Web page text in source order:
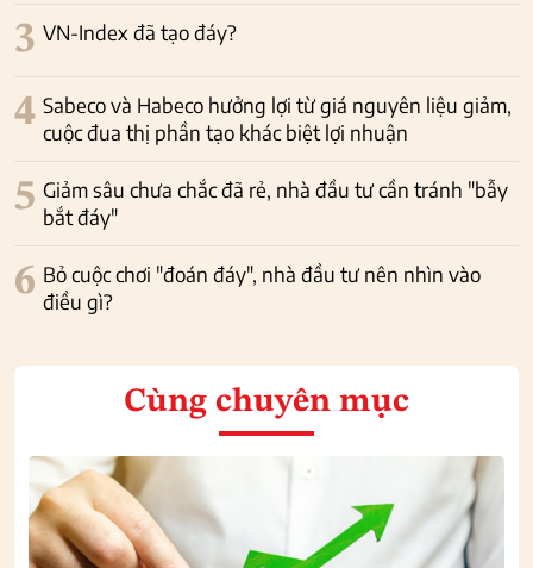
3 VN-Index đã tạo đáy?
4 Sabeco và Habeco hưởng lợi từ giá nguyên liệu giảm,
cuộc đua thị phần tạo khác biệt lợi nhuận
5 Giảm sâu chưa chắc đã rẻ, nhà đầu tư cần tránh "bẫy
bắt đáy"
6 Bỏ cuộc chơi "đoán đáy", nhà đầu tư nên nhìn vào
điều gì?
Cùng chuyên mục